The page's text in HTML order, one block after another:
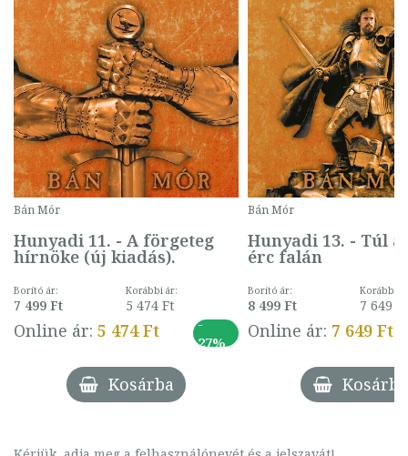
Bán Mór
Hunyadi 11. - A förgeteg
hírnöke (új kiadás).
Borító ár:
7 499 Ft
Korábbi ár:
5 474 Ft
Online ár: 5 474 Ft
-
27%
Kosárba
Bán Mór
Hunyadi 13. - Túl a
érc falán
Borító ár:
8 499 Ft
Korábbi
7 649 Ft
Online ár: 7 649 Ft
Kosárba